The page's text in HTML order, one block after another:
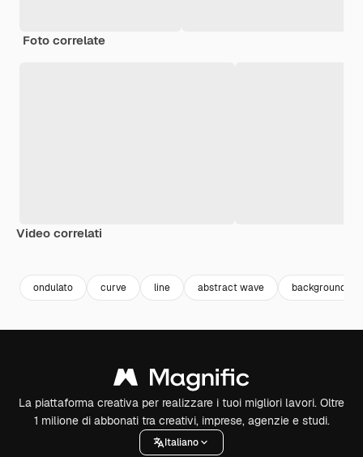
Foto correlate
Video correlati
ondulato curve line abstract wave background
La piattaforma creativa per realizzare i tuoi migliori lavori. Oltre
1 milione di abbonati tra creativi, imprese, agenzie e studi.
Italiano